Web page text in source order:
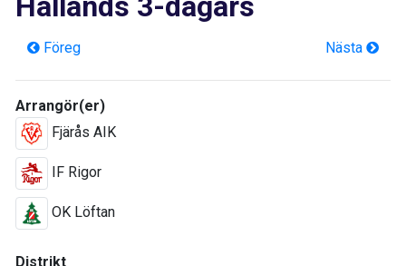
Föreg Nästa
Arrangör(er)
Fjärås AIK
IF Rigor
OK Löftan
Distrikt